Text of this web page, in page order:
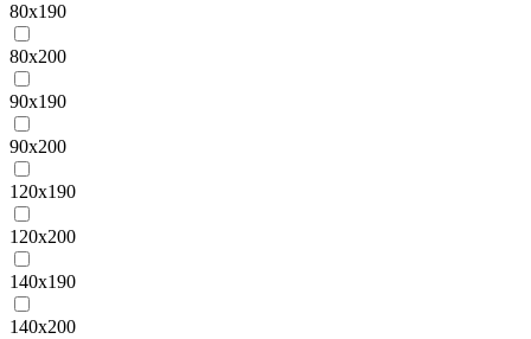
80х190
80х200
90х190
90х200
120х190
120х200
140х190
140х200